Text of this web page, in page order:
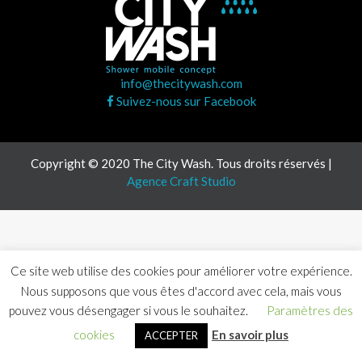
info@thecitywash.com
Suivez-nous sur Facebook
Copyright © 2020 The City Wash. Tous droits réservés |
Agence Craft Studio
Ce site web utilise des cookies pour améliorer votre expérience.
Nous supposons que vous êtes d'accord avec cela, mais vous
pouvez vous désengager si vous le souhaitez.
Paramètres des
cookies
ACCEPTER En savoir plus